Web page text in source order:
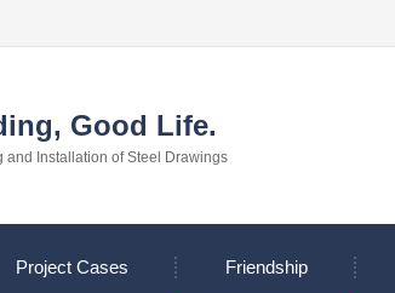
Good Life.
and Installation of Steel Drawings
Project Cases Friendship